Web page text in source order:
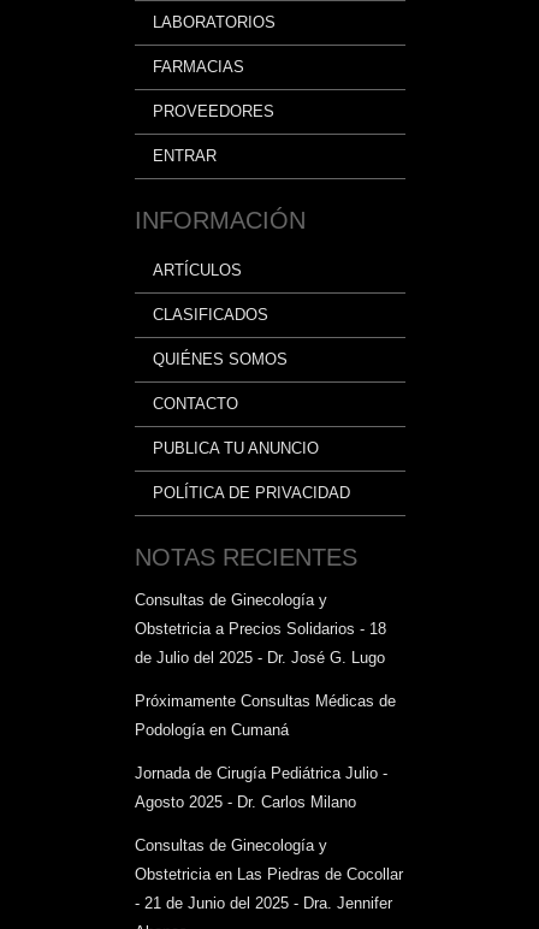
LABORATORIOS
FARMACIAS
PROVEEDORES
ENTRAR
INFORMACIÓN
ARTÍCULOS
CLASIFICADOS
QUIÉNES SOMOS
CONTACTO
PUBLICA TU ANUNCIO
POLÍTICA DE PRIVACIDAD
NOTAS RECIENTES
Consultas de Ginecología y
Obstetricia a Precios Solidarios - 18
de Julio del 2025 - Dr. José G. Lugo
Próximamente Consultas Médicas de
Podología en Cumaná
Jornada de Cirugía Pediátrica Julio -
Agosto 2025 - Dr. Carlos Milano
Consultas de Ginecología y
Obstetricia en Las Piedras de Cocollar
- 21 de Junio del 2025 - Dra. Jennifer